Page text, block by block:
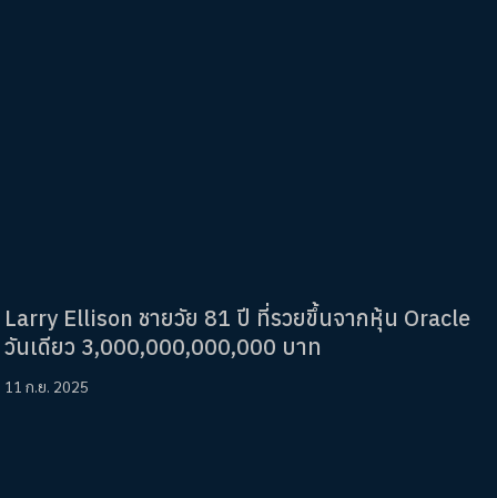
Larry Ellison ชายวัย 81 ปี ที่รวยขึ้นจากหุ้น Oracle
วันเดียว 3,000,000,000,000 บาท
11 ก.ย. 2025